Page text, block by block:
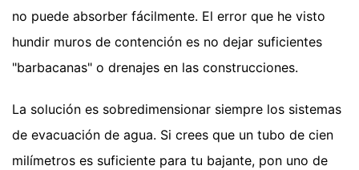
no puede absorber fácilmente. El error que he visto
hundir muros de contención es no dejar suficientes
"barbacanas" o drenajes en las construcciones.
La solución es sobredimensionar siempre los sistemas
de evacuación de agua. Si crees que un tubo de cien
milímetros es suficiente para tu bajante, pon uno de